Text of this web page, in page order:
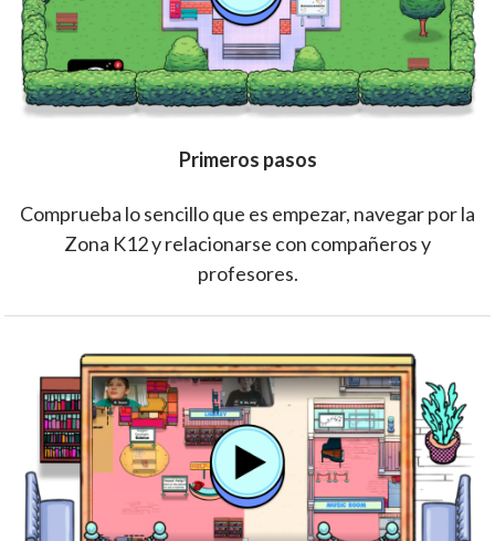
Primeros pasos
Comprueba lo sencillo que es empezar, navegar por la
Zona K12 y relacionarse con compañeros y
profesores.